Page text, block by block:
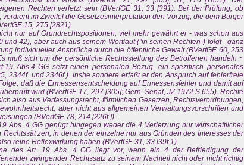
Rechten verletzt sein (BVerfGE 31, 33 [391). Bei der Prüfung, ob
im Zweifel die Gesetzesinterpretation den Vorzug, die dem Bürger
15, 275 [2821).
nur auf Grundrechtspositionen, viel mehr gewährt er - was schon aus
und 42), aber auch aus seinem Wortlaut ("in seinen Rechten-) folgt - ganz
individueller Ansprüche durch die öffentliche Gewalt (BVerfGE 60, 253
muß sich um die persönliche Rechtsstellung des Betroffenen handeln ~
Abs.4 GG setzt einen personalen Bezug, ein spezifisch personales
2344f. und 2346f.). Insbe sondere erfaßt er den Anspruch auf fehlerfreie
daß die Ermessensentscheidung auf Ermessensfehler und damit auf
wird (BVerfGE 17, 297 [305]; Gern. Senat, JZ 1972 S.655). Rechte
also aus Verfassungsrecht, förmlichen Gesetzen, Rechtsverordnungen,
aber nicht aus allgemeinen Verwaltungsvorschriften und
(BVerfGE 78, 214 [226f.]).
Abs. 4 GG genügt hingegen weder die 4 Verletzung nur wirtschaftlicher
zen, in denen der einzelne nur aus Gründen des Interesses der
reine Reflexwirkung haben (BVerfGE 31, 33 [39f.1).
des Art. 19 Abs. 4 GG liegt vor, wenn ein 4 der Befriedigung der
zwingender Rechtssatz zu seinem Nachteil nicht oder nicht richtig